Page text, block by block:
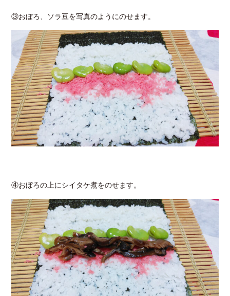
③おぼろ、ソラ豆を写真のようにのせます。
④おぼろの上にシイタケ煮をのせます。